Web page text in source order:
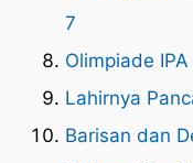
7
Olimpiade
Lahirnya
Barisan dan